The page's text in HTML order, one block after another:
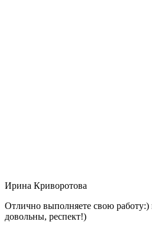
Ирина Криворотова
Отлично выполняете свою работу:)
довольны, респект!)